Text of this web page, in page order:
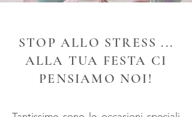
STOP ALLO STRESS ...
ALLA TUA FESTA CI
PENSIAMO NOI!